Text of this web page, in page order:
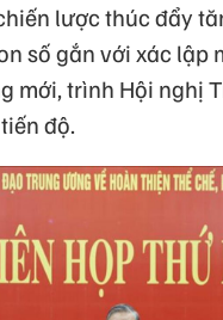
lược thúc đẩy
số gắn với xác lập
mới, trình Hội nghị
độ.